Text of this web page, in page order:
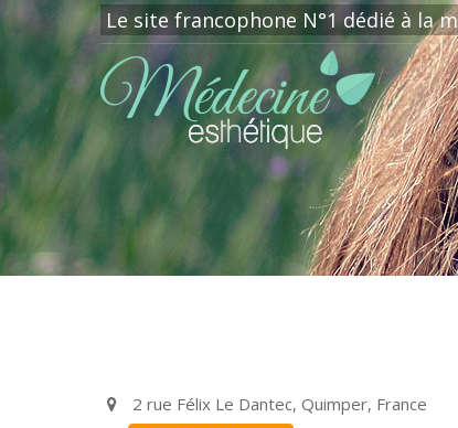
Le site francophone N°1 dédié à la
2 rue Félix Le Dantec, Quimper, France